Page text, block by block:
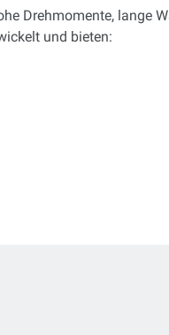
Drehmomente, lange
und bieten: